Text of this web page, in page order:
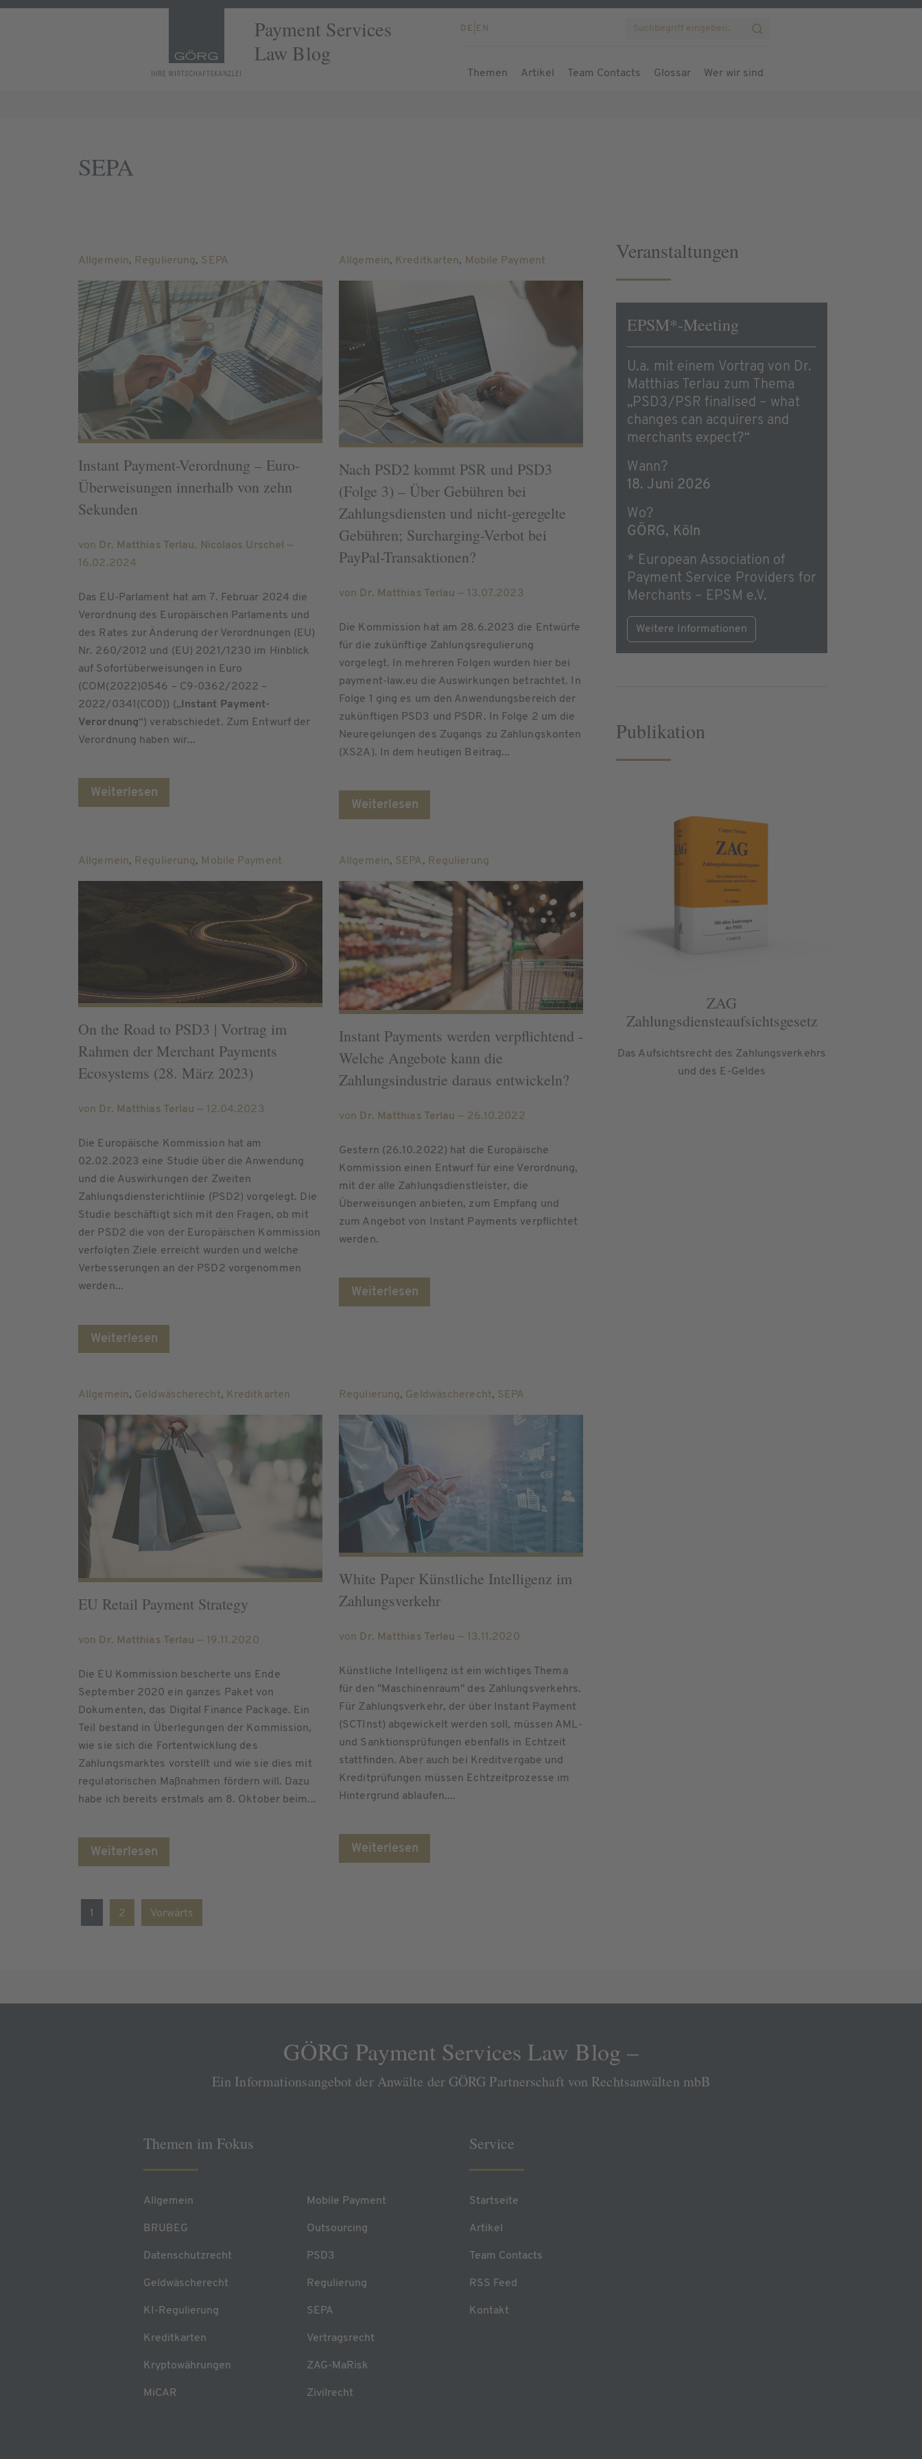
Payment Services
Law Blog
DE EN
Themen Artikel Team Contacts Glossar Wer wir sind
SEPA
Allgemein, Regulierung, SEPA
Instant Payment-Verordnung – Euro-
Überweisungen innerhalb von zehn
Sekunden
von Dr. Matthias Terlau, Nicolaos Urschel —
16.02.2024
Das EU-Parlament hat am 7. Februar 2024 die
Verordnung des Europäischen Parlaments und
des Rates zur Änderung der Verordnungen (EU)
Nr. 260/2012 und (EU) 2021/1230 im Hinblick
auf Sofortüberweisungen in Euro
(COM(2022)0546 – C9-0362/2022 –
2022/0341(COD)) („ Instant Payment-
Verordnung“) verabschiedet. Zum Entwurf der
Verordnung haben wir...
Weiterlesen
Allgemein, Kreditkarten, Mobile Payment
Nach PSD2 kommt PSR und PSD3
(Folge 3) – Über Gebühren bei
Zahlungsdiensten und nicht-geregelte
Gebühren; Surcharging-Verbot bei
PayPal-Transaktionen?
von Dr. Matthias Terlau — 13.07.2023
Die Kommission hat am 28.6.2023 die Entwürfe
für die zukünftige Zahlungsregulierung
vorgelegt. In mehreren Folgen wurden hier bei
payment-law.eu die Auswirkungen betrachtet. In
Folge 1 ging es um den Anwendungsbereich der
zukünftigen PSD3 und PSDR. In Folge 2 um die
Neuregelungen des Zugangs zu Zahlungskonten
(XS2A). In dem heutigen Beitrag...
Weiterlesen
Allgemein, Regulierung, Mobile Payment
On the Road to PSD3 | Vortrag im
Rahmen der Merchant Payments
Ecosystems (28. März 2023)
von Dr. Matthias Terlau — 12.04.2023
Die Europäische Kommission hat am
02.02.2023 eine Studie über die Anwendung
und die Auswirkungen der Zweiten
Zahlungsdiensterichtlinie (PSD2) vorgelegt. Die
Studie beschäftigt sich mit den Fragen, ob mit
der PSD2 die von der Europäischen Kommission
verfolgten Ziele erreicht wurden und welche
Verbesserungen an der PSD2 vorgenommen
werden...
Weiterlesen
Allgemein, SEPA, Regulierung
Instant Payments werden verpflichtend -
Welche Angebote kann die
Zahlungsindustrie daraus entwickeln?
von Dr. Matthias Terlau — 26.10.2022
Gestern (26.10.2022) hat die Europäische
Kommission einen Entwurf für eine Verordnung,
mit der alle Zahlungsdienstleister, die
Überweisungen anbieten, zum Empfang und
zum Angebot von Instant Payments verpflichtet
werden.
Weiterlesen
Allgemein, Geldwäscherecht, Kreditkarten
EU Retail Payment Strategy
von Dr. Matthias Terlau — 19.11.2020
Die EU Kommission bescherte uns Ende
September 2020 ein ganzes Paket von
Dokumenten, das Digital Finance Package. Ein
Teil bestand in Überlegungen der Kommission,
wie sie sich die Fortentwicklung des
Zahlungsmarktes vorstellt und wie sie dies mit
regulatorischen Maßnahmen fördern will. Dazu
habe ich bereits erstmals am 8. Oktober beim...
Weiterlesen
Regulierung, Geldwäscherecht, SEPA
White Paper Künstliche Intelligenz im
Zahlungsverkehr
von Dr. Matthias Terlau — 13.11.2020
Künstliche Intelligenz ist ein wichtiges Thema
für den "Maschinenraum" des Zahlungsverkehrs.
Für Zahlungsverkehr, der über Instant Payment
(SCTInst) abgewickelt werden soll, müssen AML-
und Sanktionsprüfungen ebenfalls in Echtzeit
stattfinden. Aber auch bei Kreditvergabe und
Kreditprüfungen müssen Echtzeitprozesse im
Hintergrund ablaufen....
Weiterlesen
1 2 Vorwärts
Veranstaltungen
EPSM*-Meeting
U.a. mit einem Vortrag von Dr.
Matthias Terlau zum Thema
„PSD3/PSR finalised – what
changes can acquirers and
merchants expect?“
Wann?
18. Juni 2026
Wo?
GÖRG, Köln
* European Association of
Payment Service Providers for
Merchants – EPSM e.V.
Weitere Informationen
Publikation
ZAG
Zahlungsdiensteaufsichtsgesetz
Das Aufsichtsrecht des Zahlungsverkehrs
und des E-Geldes
GÖRG Payment Services Law Blog –
Ein Informationsangebot der Anwälte der GÖRG Partnerschaft von Rechtsanwälten mbB
Themen im Fokus
Allgemein
BRUBEG
Datenschutzrecht
Geldwäscherecht
KI-Regulierung
Kreditkarten
Kryptowährungen
MiCAR
Mobile Payment
Outsourcing
PSD3
Regulierung
SEPA
Vertragsrecht
ZAG-MaRisk
Zivilrecht
Service
Startseite
Artikel
Team Contacts
RSS Feed
Kontakt